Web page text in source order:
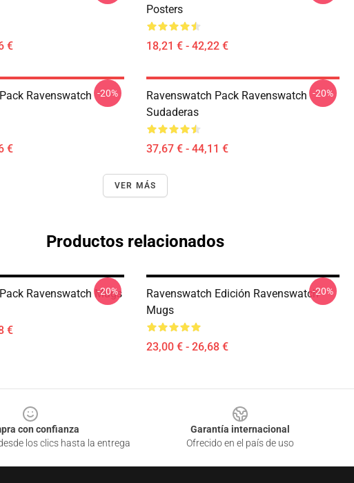
€
Posters
18,21 € - 42,22 €
Ravenswatch
€
-20%
Ravenswatch Pack Ravenswatch
Sudaderas
37,67 € - 44,11 €
-20%
VER MÁS
Productos relacionados
Ravenswatch Mugs
€
-20%
Ravenswatch Edición Ravenswatch
Mugs
23,00 € - 26,68 €
-20%
con confianza
los clics hasta la entrega
Garantía internacional
Ofrecido en el país de uso